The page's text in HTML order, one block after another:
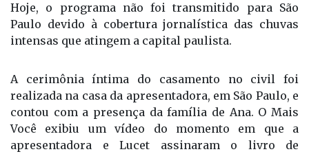
Hoje, o programa não foi transmitido para São
Paulo devido à cobertura jornalística das chuvas
intensas que atingem a capital paulista.
A cerimônia íntima do casamento no civil foi
realizada na casa da apresentadora, em São Paulo, e
contou com a presença da família de Ana. O Mais
Você exibiu um vídeo do momento em que a
apresentadora e Lucet assinaram o livro de